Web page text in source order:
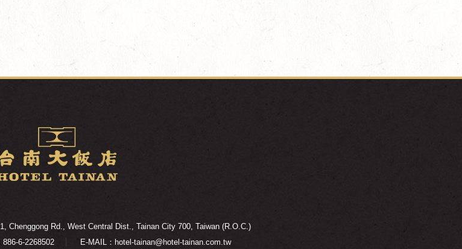
Chenggong Rd., West Central Dist., Tainan City 700, Taiwan (R.O.C.)
886-6-2268502 E-MAIL：hotel-tainan@hotel-tainan.com.tw